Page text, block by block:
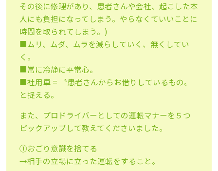
その後に修理があり、患者さんや会社、起こした本
人にも負担になってしまう。やらなくていいことに
時間を取られてしまう。)
■ムリ、ムダ、ムラを減らしていく、無くしてい
く。
■常に冷静に平常心。
■社用車 = 〝患者さんからお借りしているもの〟
と捉える。
また、プロドライバーとしての運転マナーを５つ
ピックアップして教えてくださいました。
①おごり意識を捨てる
→相手の立場に立った運転をすること。